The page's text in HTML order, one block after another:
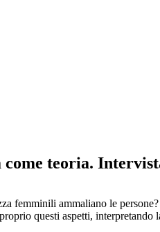
come teoria.
femminili ammaliano le
questi aspetti, interpretando